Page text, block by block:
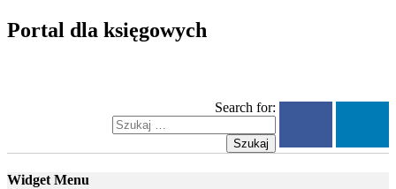
Portal dla księgowych
Search for:
Szukaj
Widget Menu